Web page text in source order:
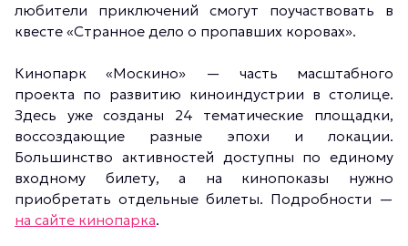
любители приключений смогут поучаствовать в
квесте «Странное дело о пропавших коровах».
Кинопарк «Москино» — часть масштабного
проекта по развитию киноиндустрии в столице.
Здесь уже созданы 24 тематические площадки,
воссоздающие разные эпохи и локации.
Большинство активностей доступны по единому
входному билету, а на кинопоказы нужно
приобретать отдельные билеты. Подробности —
на сайте кинопарка.